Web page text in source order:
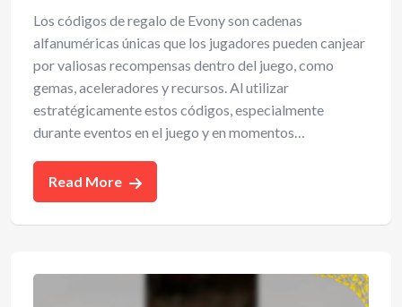
Los códigos de regalo de Evony son cadenas
alfanuméricas únicas que los jugadores pueden canjear
por valiosas recompensas dentro del juego, como
gemas, aceleradores y recursos. Al utilizar
estratégicamente estos códigos, especialmente
durante eventos en el juego y en momentos…
Read More